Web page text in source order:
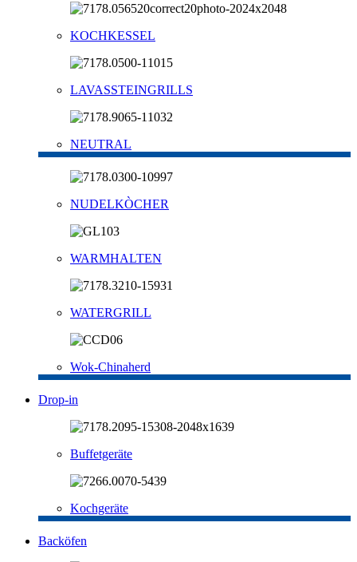
KOCHKESSEL
LAVASSTEINGRILLS
NEUTRAL
NUDELKÒCHER
WARMHALTEN
WATERGRILL
Wok-Chinaherd
Drop-in
Buffetgeräte
Kochgeräte
Backöfen